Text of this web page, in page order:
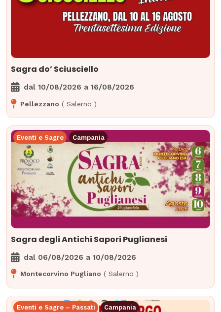
Sagra do’ Sciusciello
dal10/08/2026 a 16/08/2026
Pellezzano (Salerno )
Eventi e Sagre Campania
Sagra degli Antichi Sapori Puglianesi
dal 06/08/2026 a 10/08/2026
Montecorvino Pugliano (Salerno )
Eventi e Sagre – Passati Campania